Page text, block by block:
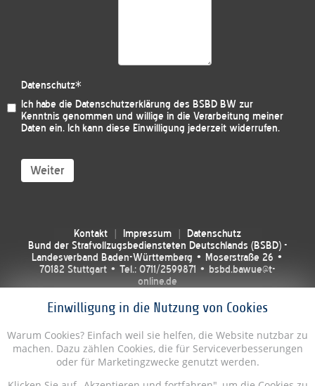
Einwilligung in die Nutzung von Cookies
Warum Cookies? Einfach weil sie helfen, die Website nutzbar zu
machen. Dazu zählen Cookies, die für Serviceverbesserungen
oder für Marketingzwecke genutzt werden.
Datenschutz*
Ich habe die Datenschutzerklärung des BSBD BW zur
Kenntnis genommen und willige in die Verarbeitung meiner
Daten ein. Ich kann diese Einwilligung jederzeit widerrufen.
Weiter
Kontakt Impressum
Datenschutz
Bund der Strafvollzugsbediensteten Deutschlands (BSBD) -
Landesverband Baden-Württemberg • Moserstraße 26 •
70182 Stuttgart • Tel.: 0711/2599871 • bsbd.bawue@t-
online.de